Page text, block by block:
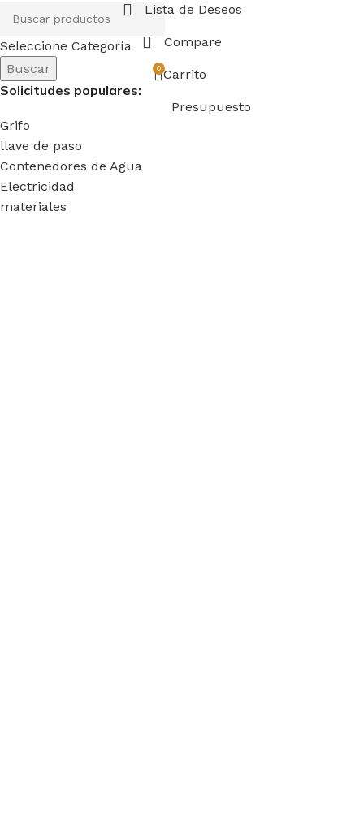
Seleccione Categoría
Buscar
Solicitudes populares:
Grifo
llave de paso
Contenedores de Agua
Electricidad
materiales
Lista de Deseos
Compare
0 Carrito
Presupuesto